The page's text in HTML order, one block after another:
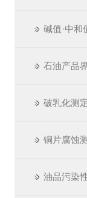
碱值·中和
石油产品
破乳化测
铜片腐蚀
油品污染